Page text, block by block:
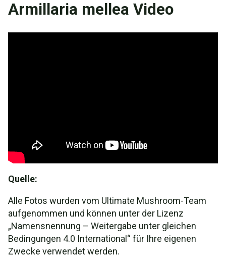
Armillaria mellea Video
Quelle:
Alle Fotos wurden vom Ultimate Mushroom-Team
aufgenommen und können unter der Lizenz
„Namensnennung – Weitergabe unter gleichen
Bedingungen 4.0 International“ für Ihre eigenen
Zwecke verwendet werden.